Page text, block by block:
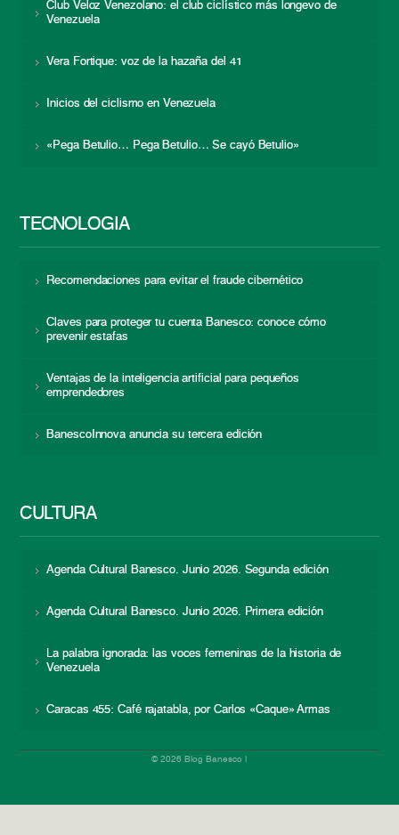
Club Veloz Venezolano: el club ciclístico más longevo de
Venezuela
Vera Fortique: voz de la hazaña del 41
Inicios del ciclismo en Venezuela
«Pega Betulio… Pega Betulio… Se cayó Betulio»
TECNOLOGÍA
Recomendaciones para evitar el fraude cibernético
Claves para proteger tu cuenta Banesco: conoce cómo
prevenir estafas
Ventajas de la inteligencia artificial para pequeños
emprendedores
BanescoInnova anuncia su tercera edición
CULTURA
Agenda Cultural Banesco. Junio 2026. Segunda edición
Agenda Cultural Banesco. Junio 2026. Primera edición
La palabra ignorada: las voces femeninas de la historia de
Venezuela
Caracas 455: Café rajatabla, por Carlos «Caque» Armas
© 2026 Blog Banesco |